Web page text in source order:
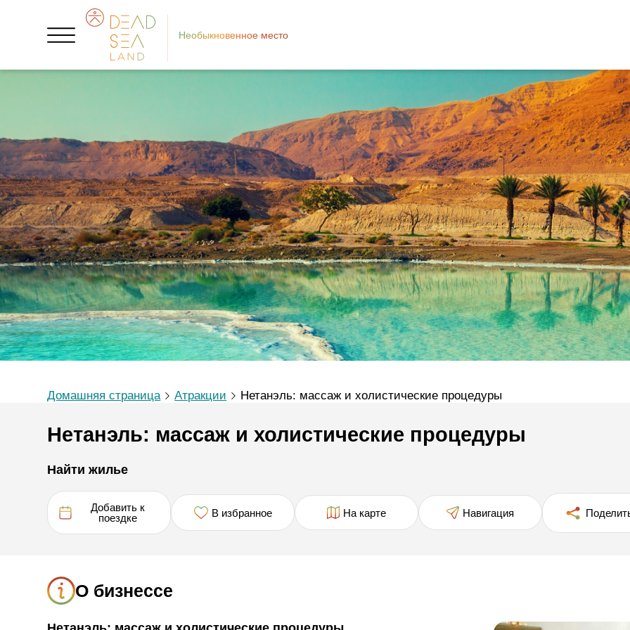
Необыкновенное место
Домашняя страница Атракции Нетанэль: массаж и холистические процедуры
Нетанэль: массаж и холистические процедуры
Найти жилье
Добавить к
поездке
В избранное На карте Навигация
О бизнессе